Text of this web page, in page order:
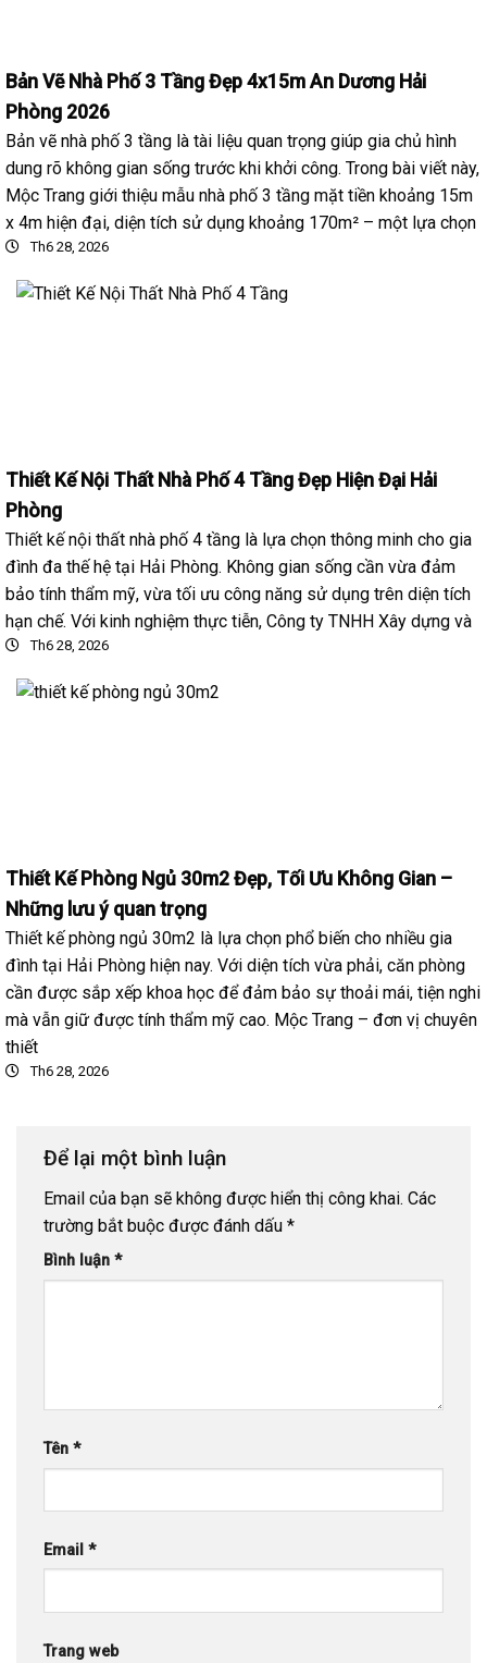
Bản Vẽ Nhà Phố 3 Tầng Đẹp 4x15m An Dương Hải
Phòng 2026
Bản vẽ nhà phố 3 tầng là tài liệu quan trọng giúp gia chủ hình
dung rõ không gian sống trước khi khởi công. Trong bài viết này,
Mộc Trang giới thiệu mẫu nhà phố 3 tầng mặt tiền khoảng 15m
x 4m hiện đại, diện tích sử dụng khoảng 170m² – một lựa chọn
Th6 28, 2026
Thiết Kế Nội Thất Nhà Phố 4 Tầng Đẹp Hiện Đại Hải
Phòng
Thiết kế nội thất nhà phố 4 tầng là lựa chọn thông minh cho gia
đình đa thế hệ tại Hải Phòng. Không gian sống cần vừa đảm
bảo tính thẩm mỹ, vừa tối ưu công năng sử dụng trên diện tích
hạn chế. Với kinh nghiệm thực tiễn, Công ty TNHH Xây dựng và
Th6 28, 2026
Thiết Kế Phòng Ngủ 30m2 Đẹp, Tối Ưu Không Gian –
Những lưu ý quan trọng
Thiết kế phòng ngủ 30m2 là lựa chọn phổ biến cho nhiều gia
đình tại Hải Phòng hiện nay. Với diện tích vừa phải, căn phòng
cần được sắp xếp khoa học để đảm bảo sự thoải mái, tiện nghi
mà vẫn giữ được tính thẩm mỹ cao. Mộc Trang – đơn vị chuyên
thiết
Th6 28, 2026
Để lại một bình luận
Email của bạn sẽ không được hiển thị công khai. Các
trường bắt buộc được đánh dấu *
Bình luận *
Tên *
Email *
Trang web